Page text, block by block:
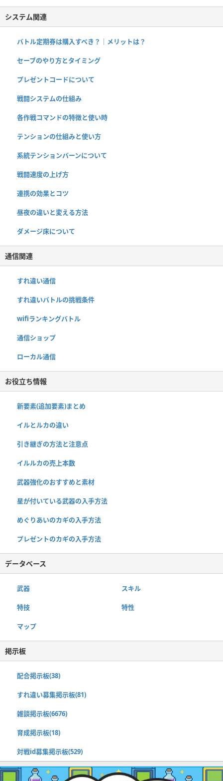
システム関連
バトル定期券は購入すべき？｜メリットは？
セーブのやり方とタイミング
プレゼントコードについて
戦闘システムの仕組み
各作戦コマンドの特徴と使い時
テンションの仕組みと使い方
系統テンションバーンについて
戦闘速度の上げ方
連携の効果とコツ
昼夜の違いと変える方法
ダメージ床について
通信関連
すれ違い通信
すれ違いバトルの挑戦条件
wifiランキングバトル
通信ショップ
ローカル通信
お役立ち情報
新要素(追加要素)まとめ
イルとルカの違い
引き継ぎの方法と注意点
イルルカの売上本数
武器強化のおすすめと素材
星が付いている武器の入手方法
めぐりあいのカギの入手方法
プレゼントのカギの入手方法
データベース
武器 スキル
特技 特性
マップ
掲示板
配合掲示板(38)
すれ違い募集掲示板(81)
雑談掲示板(6676)
育成掲示板(18)
対戦id募集掲示板(529)